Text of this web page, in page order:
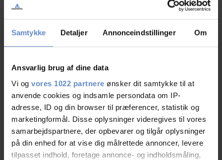
Samtykke Detaljer Annonceindstillinger Om
Ansvarlig brug af dine data
Vi og vores 1022 partnere ønsker dit samtykke til at
anvende cookies og indsamle persondata om IP-
adresse, ID og din browser til præferencer, statistik og
marketingformål. Disse oplysninger videregives til vores
samarbejdspartnere, der opbevarer og tilgår oplysninger
på din enhed for at vise dig målrettede annoncer, levere
tilpasset indhold, foretage annonce- og indholdsmåling,
Staff/service 8,29 out of 10
Facilities 7,62 out of 10